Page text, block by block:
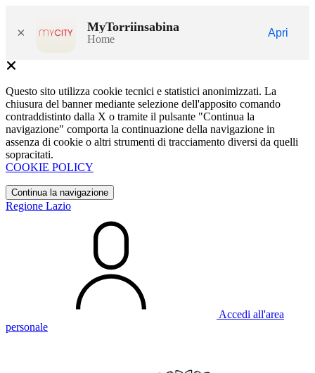
× MyTorriinsabina
Home
Apri
Questo sito utilizza cookie tecnici e statistici anonimizzati. La
chiusura del banner mediante selezione dell'apposito comando
contraddistinto dalla X o tramite il pulsante "Continua la
navigazione" comporta la continuazione della navigazione in
assenza di cookie o altri strumenti di tracciamento diversi da quelli
sopracitati.
COOKIE POLICY
Continua la navigazione
Regione Lazio
Accedi all'area
personale